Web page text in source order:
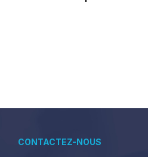
CONTACTEZ-NOUS